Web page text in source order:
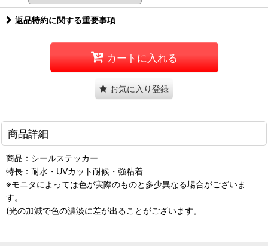
返品特約に関する重要事項
カートに入れる
お気に入り登録
商品詳細
商品：シールステッカー
特長：耐水・UVカット耐候・強粘着
※モニタによっては色が実際のものと多少異なる場合がございま
す。
(光の加減で色の濃淡に差が出ることがございます。